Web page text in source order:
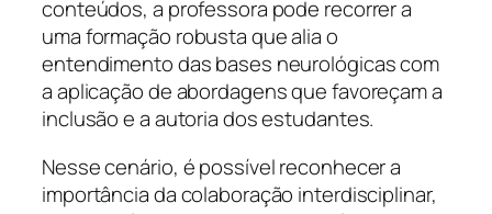
conteúdos, a professora pode recorrer a
uma formação robusta que alia o
entendimento das bases neurológicas com
a aplicação de abordagens que favoreçam a
inclusão e a autoria dos estudantes.
Nesse cenário, é possível reconhecer a
importância da colaboração interdisciplinar,